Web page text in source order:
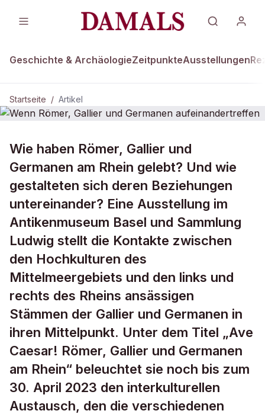
Geschichte & ArchäologieZeitpunkteAusstellungen
Startseite / Artikel
Wenn Römer, Gallier und Germanen
aufeinandertreffen
Wie haben Römer, Gallier und
Germanen am Rhein gelebt? Und wie
gestalteten sich deren Beziehungen
untereinander? Eine Ausstellung im
Antikenmuseum Basel und Sammlung
Ludwig stellt die Kontakte zwischen
den Hochkulturen des
Mittelmeergebiets und den links und
rechts des Rheins ansässigen
Stämmen der Gallier und Germanen in
ihren Mittelpunkt. Unter dem Titel „Ave
Caesar! Römer, Gallier und Germanen
am Rhein“ beleuchtet sie noch bis zum
30. April 2023 den interkulturellen
Austausch, den die verschiedenen